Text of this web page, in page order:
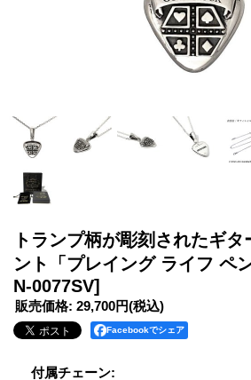
トランプ柄が彫刻されたギ
ント「プレイング ライフ ペ
N-0077SV]
販売価格: 29,700円(税込)
Facebookでシェア
付属チェーン: